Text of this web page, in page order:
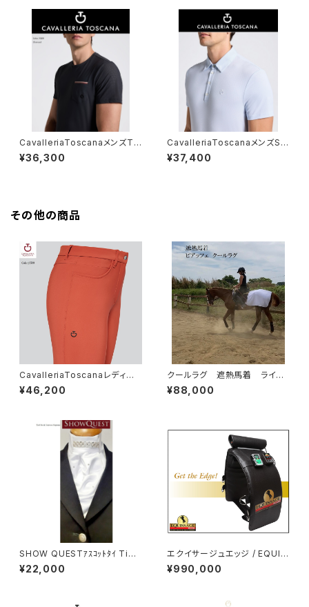
CavalleriaToscanaメンズTシ
ャツ TSU086JE022
¥36,300
CavalleriaToscanaメンズSS
トレーニングポロPOU394JE0
39
¥37,400
その他の商品
CavalleriaToscanaレディー
ス膝グリップキュロットPADN22
AJE010
¥46,200
クールラグ 遮熱馬着 ライデ
ィングタイプ
¥88,000
SHOW QUESTｱｽｺｯﾄﾀｲ Tied
Stock Contessa Supreme
¥22,000
エクイサージュエッジ / EQUIS
SAGE EDGE 〜バイブレーショ
ンで全身をマッサージ〜
¥990,000